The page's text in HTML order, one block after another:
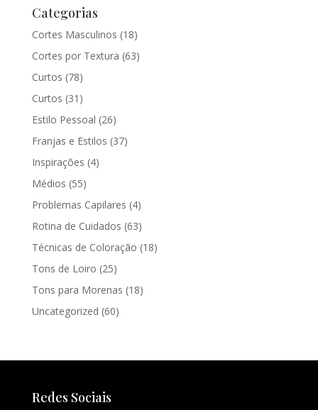
Categorias
Cortes Masculinos (18)
Cortes por Textura (63)
Curtos (78)
Curtos (31)
Estilo Pessoal (26)
Franjas e Estilos (37)
Inspirações (4)
Médios (55)
Problemas Capilares (4)
Rotina de Cuidados (63)
Técnicas de Coloração (18)
Tons de Loiro (25)
Tons para Morenas (18)
Uncategorized (60)
Redes Sociais